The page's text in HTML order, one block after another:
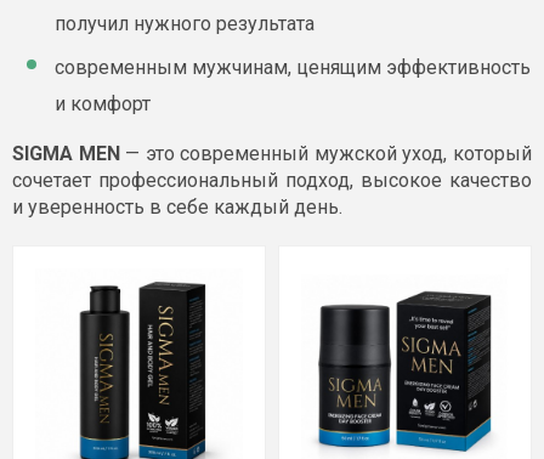
получил нужного результата
современным мужчинам, ценящим эффективность
и комфорт
SIGMA MEN— это современный мужской уход, который
сочетает профессиональный подход, высокое качество
и уверенность в себе каждый день.